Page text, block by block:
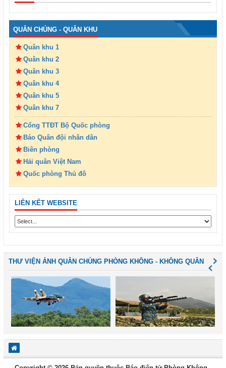
QUÂN CHỦNG - QUÂN KHU
Quân khu 1
Quân khu 2
Quân khu 3
Quân khu 4
Quân khu 5
Quân khu 7
Cổng TTĐT Bộ Quốc phòng
Báo Quân đội nhân dân
Biên phòng
Hải quân Việt Nam
Quốc phòng Thủ đô
LIÊN KẾT WEBSITE
THƯ VIỆN ẢNH QUÂN CHỦNG PHÒNG KHÔNG - KHÔNG QUÂN